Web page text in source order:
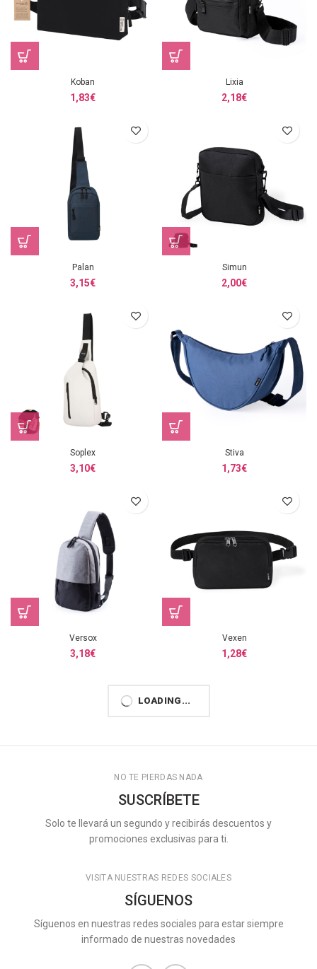
Koban
1,83€
Lixia
2,18€
Palan
3,15€
Simun
2,00€
Soplex
3,10€
Stiva
1,73€
Versox
3,18€
Vexen
1,28€
LOADING...
NO TE PIERDAS NADA
SUSCRÍBETE
Solo te llevará un segundo y recibirás descuentos y
promociones exclusivas para ti.
VISITA NUESTRAS REDES SOCIALES
SÍGUENOS
Síguenos en nuestras redes sociales para estar siempre
informado de nuestras novedades